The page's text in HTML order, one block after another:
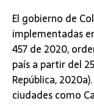
El gobierno de
implementadas
457 de 2020,
país a partir del
República,
ciudades como